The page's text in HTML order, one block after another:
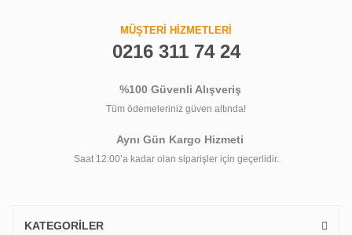
MÜŞTERİ HİZMETLERİ
0216 311 74 24
%100 Güvenli Alışveriş
Tüm ödemeleriniz güven altında!
Aynı Gün Kargo Hizmeti
Saat 12:00’a kadar olan siparişler için geçerlidir.
KATEGORİLER